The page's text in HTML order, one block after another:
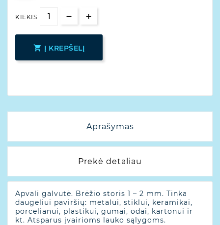
KIEKIS
 Į KREPŠELĮ
Aprašymas
Prekė detaliau
Apvali galvutė. Brėžio storis 1 – 2 mm. Tinka
daugeliui paviršių: metalui, stiklui, keramikai,
porcelianui, plastikui, gumai, odai, kartonui ir
kt. Atsparus įvairioms lauko sąlygoms.